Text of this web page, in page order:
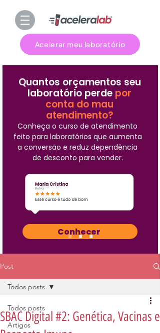
Acelerar meu laboratório
Quantos orçamentos seu
laboratório perde por
conta do mau
atendimento?
Conheça o curso de atendimento
feito para laboratórios que aumenta
a conversão e reduz dependência
de desconto para vender.
Conhecer
Post
Todos posts
Artigos
Todos posts
SBAC Digital #2: Genética, Vacinas e